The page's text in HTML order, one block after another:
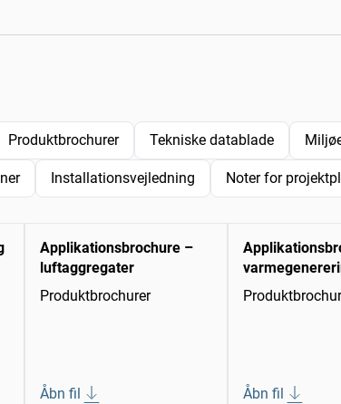
Produktbrochurer Tekniske datablade
Installationsvejledning Noter for
Applikationsbrochure –
luftaggregater
Produktbrochurer
Åbn fil Åbn fil